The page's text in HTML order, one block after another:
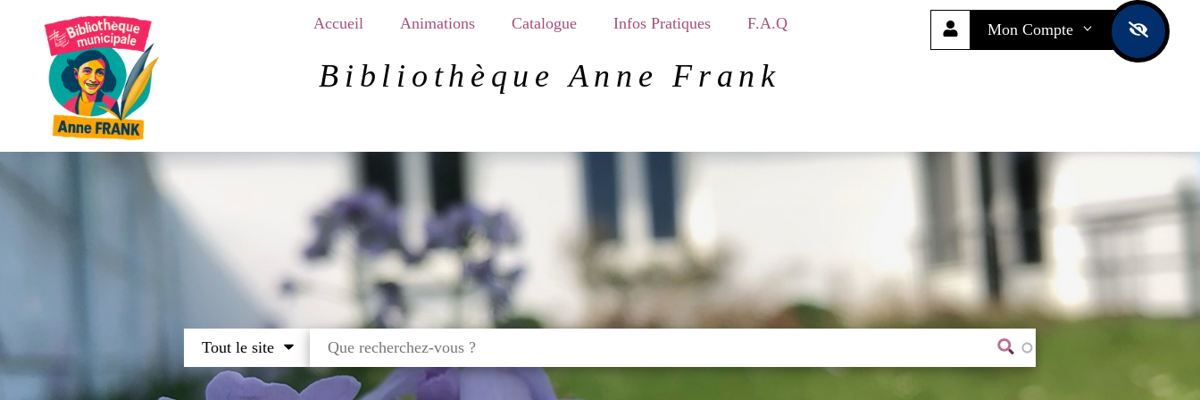
contenu
principal
Accueil Animations Catalogue Infos Pratiques F.A.Q
Bibliothèque Anne Frank
Mon Compte
Tout le site